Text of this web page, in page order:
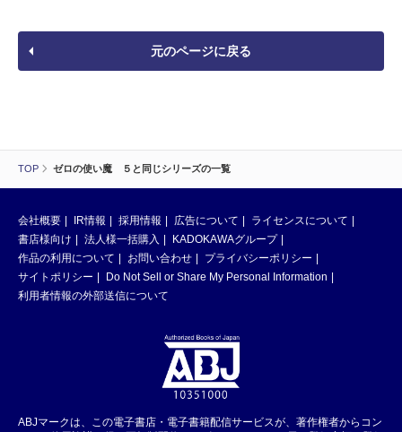
TOP ゼロの使い魔 ５と同じシリーズの一覧
元のページに戻る
会社概要 IR情報 採用情報 広告について
ライセンスについて
書店様向け
法人様一括購入
KADOKAWAグループ
作品の利用について
お問い合わせ
プライバシーポリシー
サイトポリシー
Do Not Sell or Share My Personal Information
利用者情報の外部送信について
ABJマークは、この電子書店・電子書籍配信サービスが、著作権者からコン